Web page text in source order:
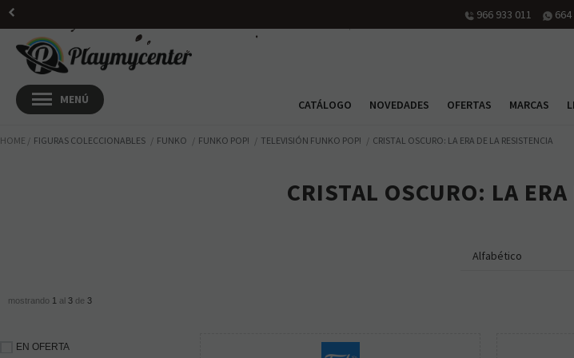
966 933 011
CATÁLOGO NOVEDADES OFERTAS MARCAS
HOME FIGURAS COLECCIONABLES FUNKO FUNKO POP! TELEVISIÓN FUNKO POP! CRISTAL OSCURO: LA ERA DE LA RESISTENCIA
CRISTAL OSCURO: LA
mostrando 1 al 3 de 3
EN OFERTA